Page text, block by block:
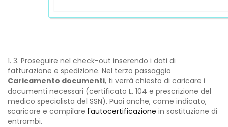
3. Proseguire nel check-out inserendo i dati di
fatturazione e spedizione. Nel terzo passaggio
Caricamento documenti, ti verrà chiesto di caricare i
documenti necessari (certificato L. 104 e prescrizione del
medico specialista del SSN). Puoi anche, come indicato,
scaricare e compilare l'autocertificazione in sostituzione di
entrambi.